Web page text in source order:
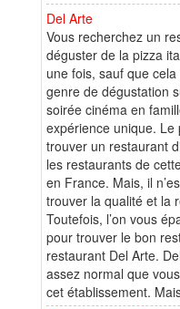
Del Arte
Vous recherchez un
déguster de la pizza
une fois, sauf que
genre de dégustation
soirée cinéma en
expérience unique. Le
trouver un restaurant
les restaurants de
en France. Mais, il
trouver la qualité et la
Toutefois, l’on vous
pour trouver le bon
restaurant Del Arte.
assez normal que
cet établissement.